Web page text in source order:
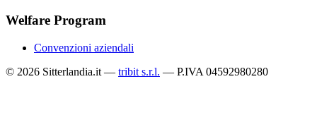
Welfare Program
Convenzioni aziendali
© 2026 Sitterlandia.it — tribit s.r.l. — P.IVA 04592980280